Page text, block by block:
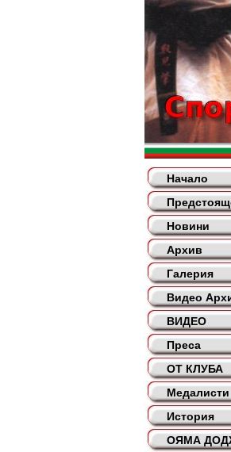
Начало
Новини
Архив
Галерия
Видео
ВИДЕО
Преса
ОТ КЛУБА
Медалисти
История
ОЯМА